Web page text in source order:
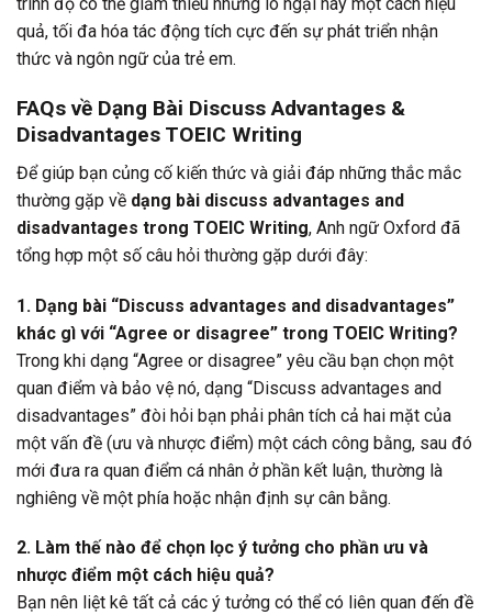
trình độ có thể giảm thiểu những lo ngại này một cách hiệu
quả, tối đa hóa tác động tích cực đến sự phát triển nhận
thức và ngôn ngữ của trẻ em.
FAQs về Dạng Bài Discuss Advantages &
Disadvantages TOEIC Writing
Để giúp bạn củng cố kiến thức và giải đáp những thắc mắc
thường gặp về dạng bài discuss advantages and
disadvantages trong TOEIC Writing, Anh ngữ Oxford đã
tổng hợp một số câu hỏi thường gặp dưới đây:
1. Dạng bài “Discuss advantages and disadvantages”
khác gì với “Agree or disagree” trong TOEIC Writing?
Trong khi dạng “Agree or disagree” yêu cầu bạn chọn một
quan điểm và bảo vệ nó, dạng “Discuss advantages and
disadvantages” đòi hỏi bạn phải phân tích cả hai mặt của
một vấn đề (ưu và nhược điểm) một cách công bằng, sau đó
mới đưa ra quan điểm cá nhân ở phần kết luận, thường là
nghiêng về một phía hoặc nhận định sự cân bằng.
2. Làm thế nào để chọn lọc ý tưởng cho phần ưu và
nhược điểm một cách hiệu quả?
Bạn nên liệt kê tất cả các ý tưởng có thể có liên quan đến đề